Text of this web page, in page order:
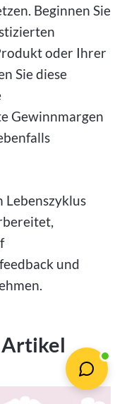
Beginnen Sie
oder Ihrer
Sie diese
Gewinnmargen
Lebenszyklus
und